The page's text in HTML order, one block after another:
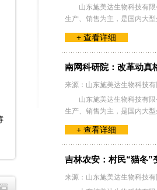
山东施美达生物科技有
生产、销售为主，是国内大
+ 查看详细
南网科研院：改革动真
来源：山东施美达生物科技
山东施美达生物科技有
生产、销售为主，是国内大
+ 查看详细
吉林农安：村民“猫冬”
来源：山东施美达生物科技